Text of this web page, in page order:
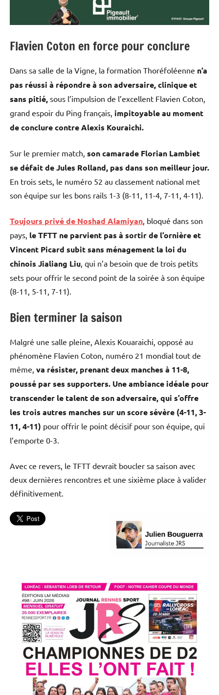
Flavien Coton en force pour conclure
Dans sa salle de la Vigne, la formation Thoréfoléenne n’a
pas réussi à répondre à son adversaire, clinique et
sans pitié, sous l’impulsion de l’excellent Flavien Coton,
grand espoir du Ping français, impitoyable au moment
de conclure contre Alexis Kouraichi.
Sur le premier match, son camarade Florian Lambiet
se défait de Jules Rolland, pas dans son meilleur jour.
En trois sets, le numéro 52 au classement national met
son équipe sur les bons rails 1-3 (8-11, 11-4, 7-11, 4-11).
Toujours privé de Noshad Alamiyan, bloqué dans son
pays, le TFTT ne parvient pas à sortir de l’ornière et
Vincent Picard subit sans ménagement la loi du
chinois Jialiang Liu, qui n’a besoin que de trois petits
sets pour offrir le second point de la soirée à son équipe
(8-11, 5-11, 7-11).
Bien terminer la saison
Malgré une salle pleine, Alexis Kouaraichi, opposé au
phénomène Flavien Coton, numéro 21 mondial tout de
même, va résister, prenant deux manches à 11-8,
poussé par ses supporters. Une ambiance idéale pour
transcender le talent de son adversaire, qui s’offre
les trois autres manches sur un score sévère (4-11, 3-
11, 4-11) pour offrir le point décisif pour son équipe, qui
l’emporte 0-3.
Avec ce revers, le TFTT devrait boucler sa saison avec
deux dernières rencontres et une sixième place à valider
définitivement.
Tennis
de
table
Tennis
de table
Thorigné